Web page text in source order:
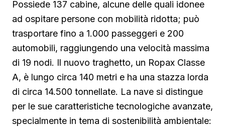
Possiede 137 cabine, alcune delle quali idonee
ad ospitare persone con mobilità ridotta; può
trasportare fino a 1.000 passeggeri e 200
automobili, raggiungendo una velocità massima
di 19 nodi. Il nuovo traghetto, un Ropax Classe
A, è lungo circa 140 metri e ha una stazza lorda
di circa 14.500 tonnellate. La nave si distingue
per le sue caratteristiche tecnologiche avanzate,
specialmente in tema di sostenibilità ambientale: